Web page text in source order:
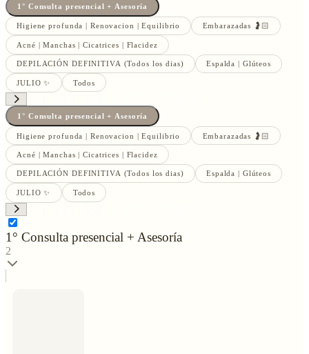
1° Consulta presencial + Asesoría
Higiene profunda | Renovacion | Equilibrio Embarazadas 🤰🏻
Acné | Manchas | Cicatrices | Flacidez
DEPILACIÓN DEFINITIVA (Todos los dias) Espalda | Glúteos
JULIO ✨ Todos
1° Consulta presencial + Asesoría
Higiene profunda | Renovacion | Equilibrio Embarazadas 🤰🏻
Acné | Manchas | Cicatrices | Flacidez
DEPILACIÓN DEFINITIVA (Todos los dias) Espalda | Glúteos
JULIO ✨ Todos
1° Consulta presencial + Asesoría
2